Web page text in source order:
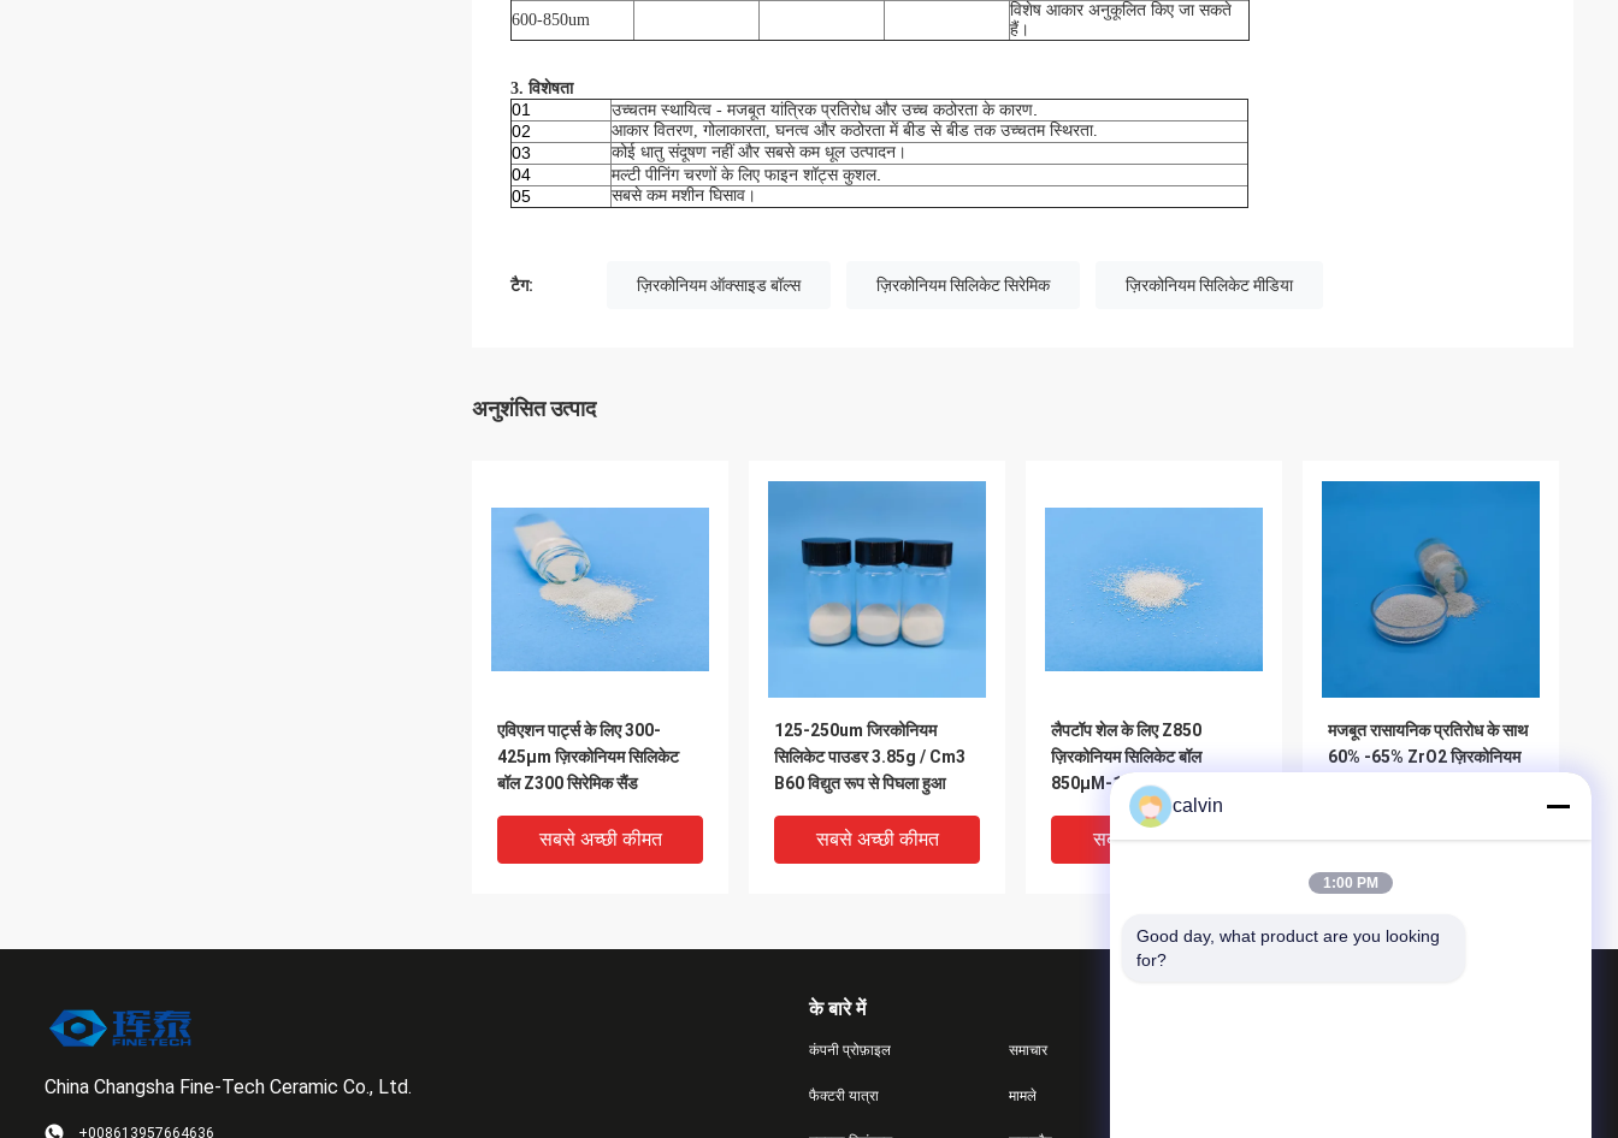
600-850um
विशेष आकार अनुकूलित किए जा सकते
हैं।
3. विशेषता
01 उच्चतम स्थायित्व - मजबूत यांत्रिक प्रतिरोध और उच्च कठोरता के कारण
02
आकार वितरण, गोलाकारता, घनत्व और कठोरता में बीड से बीड तक उच्चतम स्थिरता.
03 कोई धातु संदूषण नहीं और सबसे कम धूल उत्पादन।
04 मल्टी पीनिंग चरणों के लिए फाइन शॉट्स कुशल.
05
सबसे कम मशीन घिसाव।
टैग: ज़िरकोनियम ऑक्साइड बॉल्स ज़िरकोनियम सिलिकेट सिरेमिक ज़िरकोनियम सिलिकेट मीडिया
अनुशंसित उत्पाद
एविएशन पार्ट्स के लिए 300-
425μm ज़िरकोनियम सिलिकेट
बॉल Z300 सिरेमिक सैंड
सबसे अच्छी कीमत
125-250um जिरकोनियम
सिलिकेट पाउडर 3.85g / Cm3
B60 विद्युत रूप से पिघला हुआ
सबसे अच्छी कीमत
लैपटॉप शेल के लिए Z850
ज़िरकोनियम सिलिकेट बॉल
850μM-1180μM ग्रिट
ब्लास्टिंग मीडिया
सबसे अच्छी कीमत
मजबूत रासायनिक प्रतिरोध के साथ
60% -65% ZrO2 ज़िरकोनियम
सबसे अच्छी कीमत
China Changsha Fine-Tech Ceramic Co., Ltd.
+008613957664636
के बारे में
कंपनी प्रोफ़ाइल
फैक्टरी यात्रा
समाचार
मामले
calvin
1:00 PM
Good day, what product are you looking
for?